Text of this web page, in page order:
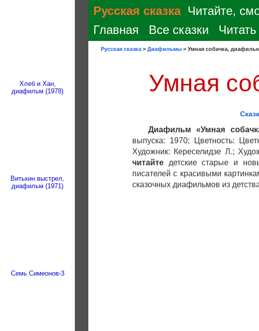
Хлеб и Хан,
диафильм (1978)
Витькин выстрел,
диафильм (1971)
Семь Симеонов-3
Русская сказка Читайте,
Главная
Все сказки Читать
Русская сказка > Диафильмы > Умная собачка,
Умная
Диафильм «Умная
выпуска: 1970; Цветность:
Художник: Кереселидзе Л.;
читайтедетские старые и
писателей с красивыми
сказочных диафильмов из